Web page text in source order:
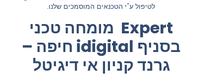
לטיפול ע"י הטכנאים המוסמכים שלנו.
Expert מומחה טכני
בסניף idigital חיפה –
גרנד קניון אי דיגיטל